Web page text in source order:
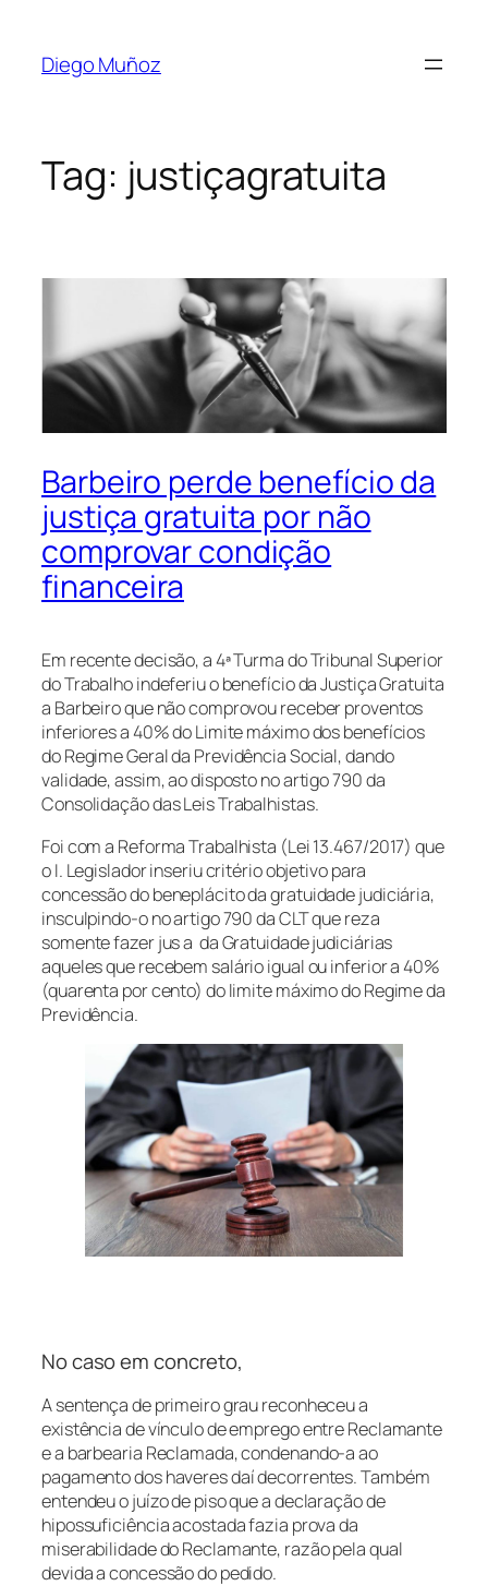
Diego Muñoz
Tag: justiçagratuita
Barbeiro perde benefício da
justiça gratuita por não
comprovar condição
financeira
Em recente decisão, a 4ª Turma do Tribunal Superior
do Trabalho indeferiu o benefício da Justiça Gratuita
a Barbeiro que não comprovou receber proventos
inferiores a 40% do Limite máximo dos benefícios
do Regime Geral da Previdência Social, dando
validade, assim, ao disposto no artigo 790 da
Consolidação das Leis Trabalhistas.
Foi com a Reforma Trabalhista (Lei 13.467/2017) que
o I. Legislador inseriu critério objetivo para
concessão do beneplácito da gratuidade judiciária,
insculpindo-o no artigo 790 da CLT que reza
somente fazer jus a da Gratuidade judiciárias
aqueles que recebem salário igual ou inferior a 40%
(quarenta por cento) do limite máximo do Regime da
Previdência.
No caso em concreto,
A sentença de primeiro grau reconheceu a
existência de vínculo de emprego entre Reclamante
e a barbearia Reclamada, condenando-a ao
pagamento dos haveres daí decorrentes. Também
entendeu o juízo de piso que a declaração de
hipossuficiência acostada fazia prova da
miserabilidade do Reclamante, razão pela qual
devida a concessão do pedido.